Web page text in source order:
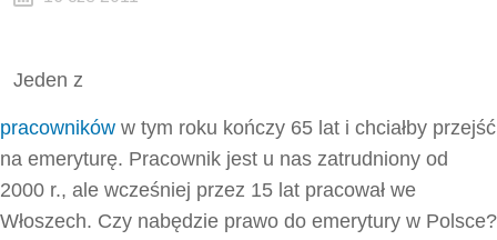
Jeden z
pracowników w tym roku kończy 65 lat i chciałby przejść
na emeryturę. Pracownik jest u nas zatrudniony od
2000 r., ale wcześniej przez 15 lat pracował we
Włoszech. Czy nabędzie prawo do emerytury w Polsce?